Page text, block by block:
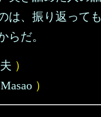
は、振り返って
らだ。
）
）